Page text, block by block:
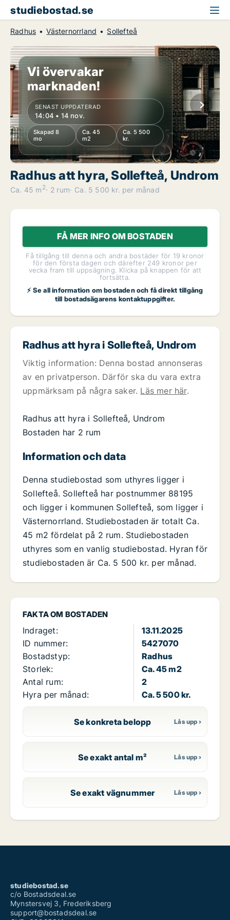
studiebostad.se
Radhus Västernorrland Sollefteå
Vi övervakar
marknaden!
SENAST UPPDATERAD
14:04 • 14 nov.
Skapad 8
mo
Ca. 45
m2
Ca. 5 500
kr.
Radhus att hyra, Sollefteå, Undrom
Ca. 45 m 2 2 rum Ca. 5 500 kr. per månad
FÅ MER INFO OM BOSTADEN
Få tillgång till denna och andra bostäder för 19 kronor
för den första dagen och därefter 249 kronor per
vecka fram till uppsägning. Klicka på knappen för att
fortsätta.
⚡ Se all information om bostaden och få direkt tillgång
till bostadsägarens kontaktuppgifter.
FAKTA OM BOSTADEN
Indraget:
13.11.2025
ID nummer:
5427070
Bostadstyp:
Radhus
Storlek:
Ca. 45 m2
Antal rum:
2
Hyra per månad:
Ca. 5 500 kr.
Se konkreta belopp
Se exakt antal m²
Se exakt vägnummer
Radhus att hyra i Sollefteå, Undrom
Viktig information: Denna bostad annonseras
av en privatperson. Därför ska du vara extra
uppmärksam på några saker. Läs mer här.
Radhus att hyra i Sollefteå, Undrom
Bostaden har 2 rum
Information och data
Denna studiebostad som uthyres ligger i
Sollefteå. Sollefteå har postnummer 88195
och ligger i kommunen Sollefteå, som ligger i
Västernorrland. Studiebostaden är totalt Ca.
45 m2 fördelat på 2 rum. Studiebostaden
uthyres som en vanlig studiebostad. Hyran för
studiebostaden är Ca. 5 500 kr. per månad.
studiebostad.se
c/o Bostadsdeal.se
Mynstersvej 3, Frederiksberg
support@bostadsdeal.se